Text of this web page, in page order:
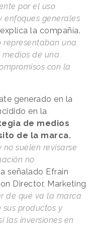
por el uso
enfoques generales
explica la compañía.
una
de una
con la
generado en la
en la
de medios
de la marca.
suelen revisarse
no
señalado Efrain
Director, Marketing
de qué va la marca
productos y
las inversiones en